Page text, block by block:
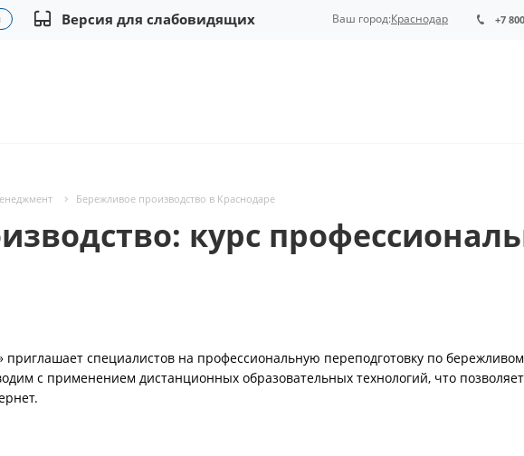
Версия для слабовидящих +7
Ваш город:Краснодар
Бережливое производство в Краснодаре
курс
специалистов на профессиональную переподготовку по
с применением дистанционных образовательных технологий, что позволяет